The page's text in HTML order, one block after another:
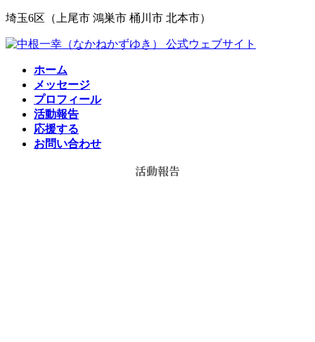
コ
テ
ナ
ゲ
埼玉6区（上尾市 鴻巣市 桶川市 北本市）
ホーム
メッセージ
プロフィール
活動報告
応援する
お問い合わせ
活動報告